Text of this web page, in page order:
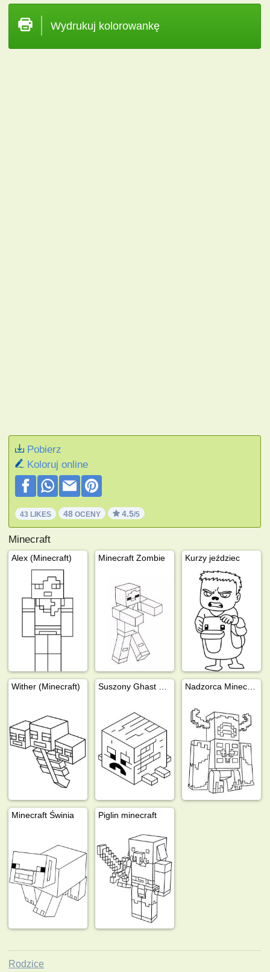
Wydrukuj kolorowankę
Pobierz
Koloruj online
43 LIKES 48 OCENY 4.5/5
Minecraft
Alex (Minecraft) Minecraft Zombie Kurzy jeździec
Wither (Minecraft)
Minecraft Świnia Piglin minecraft
Rodzice